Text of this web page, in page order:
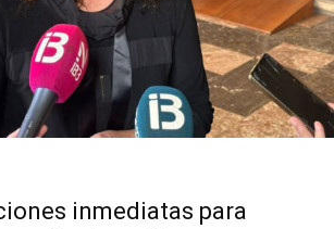
inmediatas para